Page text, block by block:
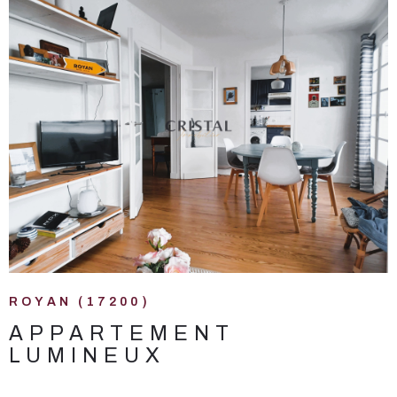
ROYAN (17200)
APPARTEMENT
LUMINEUX
VOIR LE BIEN